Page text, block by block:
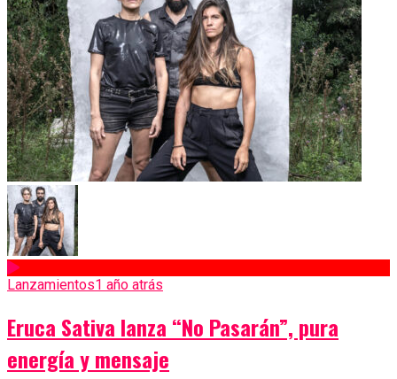
Lanzamientos1 año atrás
Eruca Sativa lanza “No Pasarán”, pura
energía y mensaje